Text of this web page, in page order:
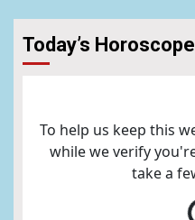
Today’s Horoscope